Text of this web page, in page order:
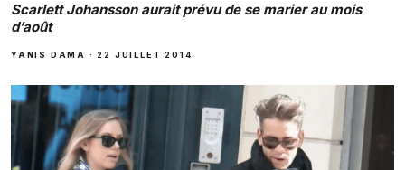
Scarlett Johansson aurait prévu de se marier au mois
d’août
YANIS DAMA · 22 JUILLET 2014